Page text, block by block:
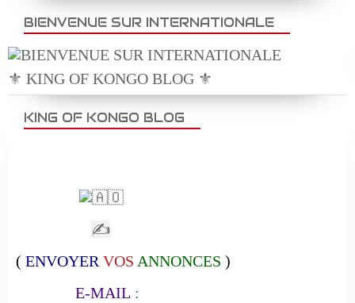
BIENVENUE SUR INTERNATIONALE
⚜️ KING OF KONGO BLOG ⚜️
KING OF KONGO BLOG
✍
( ENVOYER VOS ANNONCES )
E-MAIL :